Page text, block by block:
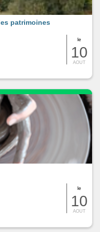
le
10
AOUT
patrimoines
le
10
AOUT